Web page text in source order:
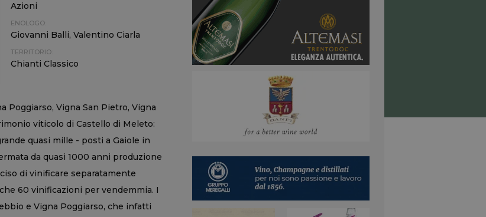
Azioni
ENOLOGO:
Giovanni Balli, Valentino Ciarla
TERRITORIO:
Chianti Classico
Poggiarso, Vigna San Pietro, Vigna
viticolo di Castello di Meleto:
quasi mille - posti a Gaiole in
da quasi 1000 anni produzione
di vinificare separatamente
60 vinificazioni per vendemmia. I
e Vigna Poggiarso, che infatti